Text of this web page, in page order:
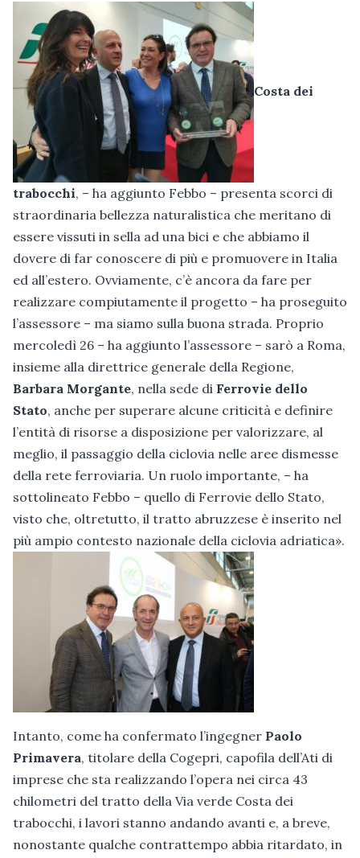
Costa dei
trabocchi, – ha aggiunto Febbo – presenta scorci di
straordinaria bellezza naturalistica che meritano di
essere vissuti in sella ad una bici e che abbiamo il
dovere di far conoscere di più e promuovere in Italia
ed all’estero. Ovviamente, c’è ancora da fare per
realizzare compiutamente il progetto – ha proseguito
l’assessore – ma siamo sulla buona strada. Proprio
mercoledì 26 – ha aggiunto l’assessore – sarò a Roma,
insieme alla direttrice generale della Regione,
Barbara Morgante, nella sede di Ferrovie dello
Stato, anche per superare alcune criticità e definire
l’entità di risorse a disposizione per valorizzare, al
meglio, il passaggio della ciclovia nelle aree dismesse
della rete ferroviaria. Un ruolo importante, – ha
sottolineato Febbo – quello di Ferrovie dello Stato,
visto che, oltretutto, il tratto abruzzese è inserito nel
più ampio contesto nazionale della ciclovia adriatica».
Intanto, come ha confermato l’ingegner Paolo
Primavera, titolare della Cogepri, capofila dell’Ati di
imprese che sta realizzando l’opera nei circa 43
chilometri del tratto della Via verde Costa dei
trabocchi, i lavori stanno andando avanti e, a breve,
nonostante qualche contrattempo abbia ritardato, in